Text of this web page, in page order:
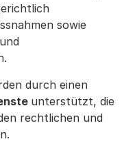
sowie
durch einen
unterstützt, die
rechtlichen und